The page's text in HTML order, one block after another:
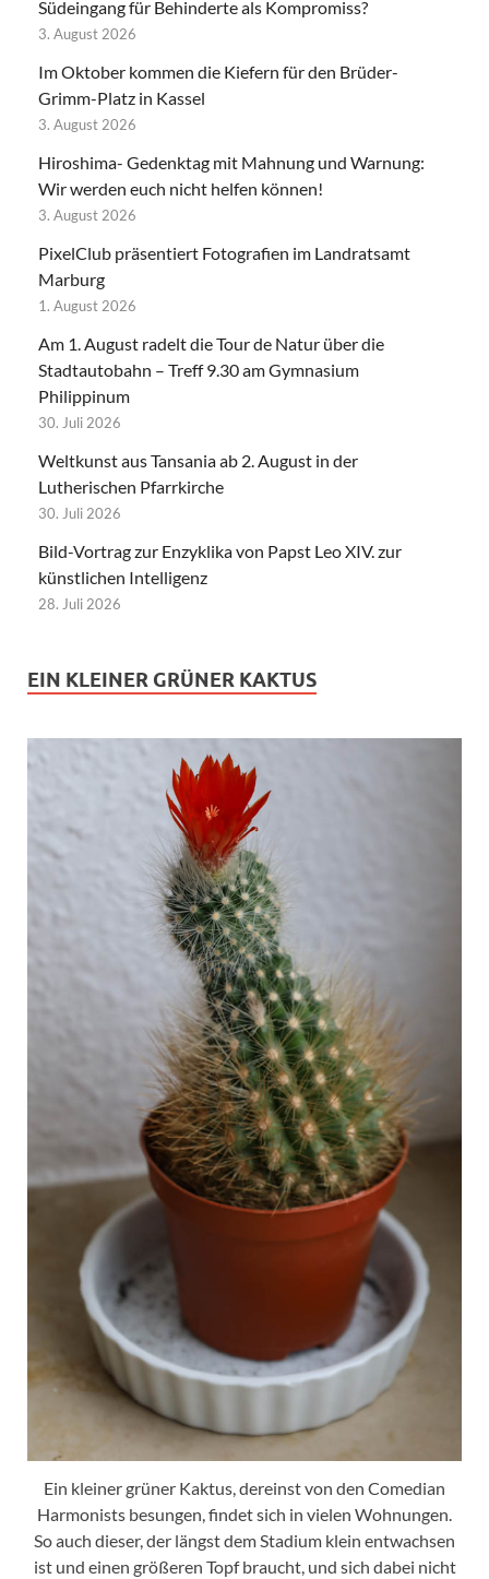
Südeingang für Behinderte als Kompromiss?
3. August 2026
Im Oktober kommen die Kiefern für den Brüder-
Grimm-Platz in Kassel
3. August 2026
Hiroshima- Gedenktag mit Mahnung und Warnung:
Wir werden euch nicht helfen können!
3. August 2026
PixelClub präsentiert Fotografien im Landratsamt
Marburg
1. August 2026
Am 1. August radelt die Tour de Natur über die
Stadtautobahn – Treff 9.30 am Gymnasium
Philippinum
30. Juli 2026
Weltkunst aus Tansania ab 2. August in der
Lutherischen Pfarrkirche
30. Juli 2026
Bild-Vortrag zur Enzyklika von Papst Leo XIV. zur
künstlichen Intelligenz
28. Juli 2026
EIN KLEINER GRÜNER KAKTUS
Ein kleiner grüner Kaktus, dereinst von den Comedian
Harmonists besungen, findet sich in vielen Wohnungen.
So auch dieser, der längst dem Stadium klein entwachsen
ist und einen größeren Topf braucht, und sich dabei nicht